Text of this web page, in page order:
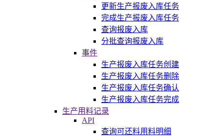
更新生产报废入库任务
完成生产报废入库任务
查询报废入库
分批查询报废入库
事件
生产报废入库任务创建
生产报废入库任务删除
生产报废入库任务确认
生产报废入库任务完成
生产用料记录
API
查询可还料用料明细